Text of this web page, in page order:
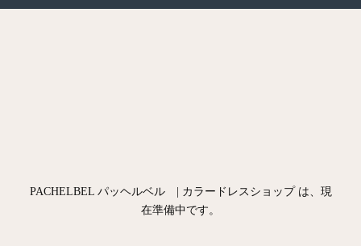
PACHELBEL パッヘルベル | カラードレスショップ は、現
在準備中です。